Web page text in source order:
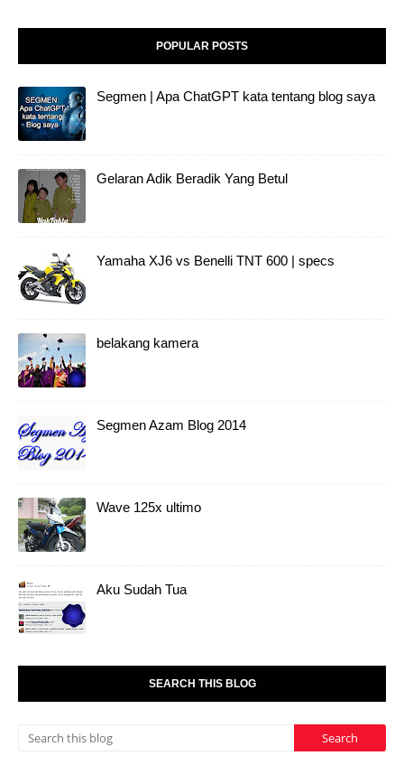
POPULAR POSTS
Segmen | Apa ChatGPT kata tentang blog saya
Gelaran Adik Beradik Yang Betul
Yamaha XJ6 vs Benelli TNT 600 | specs
belakang kamera
Segmen Azam Blog 2014
Wave 125x ultimo
Aku Sudah Tua
SEARCH THIS BLOG